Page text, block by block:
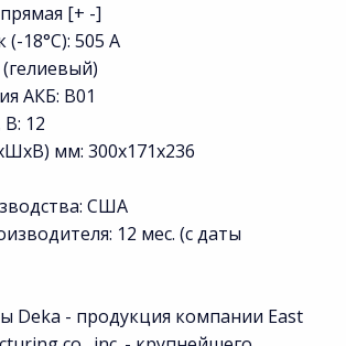
[+ -]
(-18°С): 505 А
АКБ: B01
12
мм: 300x171x236
США
12 мес. (с даты
Deka - продукция компании East